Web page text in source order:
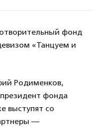
фонд
«Танцуем и
Родименков,
фонда
выступят со
—